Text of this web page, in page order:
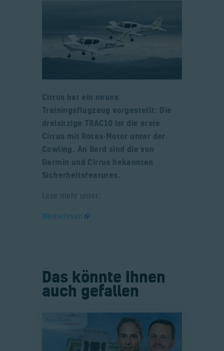
Cirrus hat ein neues
Trainingsflugzeug vorgestellt: Die
dreisitzige TRAC10 ist die erste
Cirrus mit Rotax-Motor unter der
Cowling. An Bord sind die von
Garmin und Cirrus bekannten
Sicherheitsfeatures.
Lese mehr unter:
Weiterlesen
Das könnte Ihnen
auch gefallen